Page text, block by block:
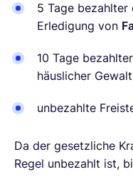
5 Tage
Erledigung von
10 Tage
häuslicher Gewalt
unbezahlte
Da der gesetzliche
Regel unbezahlt ist,